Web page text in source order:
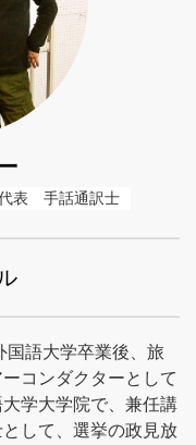
表　手話通訳士
国語大学卒業後、旅
コンダクターとして
学大学院で、兼任講
して、選挙の政見放